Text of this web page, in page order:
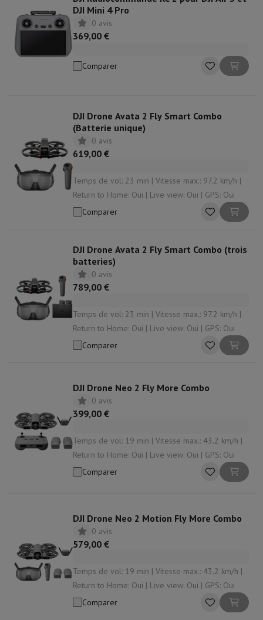
DJI Mini 4 Pro
0 avis
369,00 €
Comparer
DJI Drone Avata 2 Fly Smart Combo
(Batterie unique)
0 avis
619,00 €
Temps de vol: 23 min | Vitesse max.: 97.2 km/h |
Return to Home: Oui | Live view: Oui | GPS: Oui
Comparer
DJI Drone Avata 2 Fly Smart Combo (trois
batteries)
0 avis
789,00 €
Temps de vol: 23 min | Vitesse max.: 97.2 km/h |
Return to Home: Oui | Live view: Oui | GPS: Oui
Comparer
DJI Drone Neo 2 Fly More Combo
0 avis
399,00 €
Temps de vol: 19 min | Vitesse max.: 43.2 km/h |
Return to Home: Oui | Live view: Oui | GPS: Oui
Comparer
DJI Drone Neo 2 Motion Fly More Combo
0 avis
579,00 €
Temps de vol: 19 min | Vitesse max.: 43.2 km/h |
Return to Home: Oui | Live view: Oui | GPS: Oui
Comparer